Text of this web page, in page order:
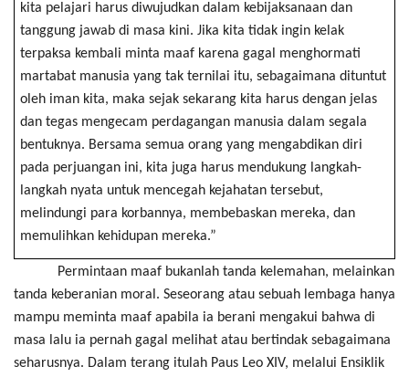
kita pelajari harus diwujudkan dalam kebijaksanaan dan
tanggung jawab di masa kini. Jika kita tidak ingin kelak
terpaksa kembali minta maaf karena gagal menghormati
martabat manusia yang tak ternilai itu, sebagaimana dituntut
oleh iman kita, maka sejak sekarang kita harus dengan jelas
dan tegas mengecam perdagangan manusia dalam segala
bentuknya. Bersama semua orang yang mengabdikan diri
pada perjuangan ini, kita juga harus mendukung langkah-
langkah nyata untuk mencegah kejahatan tersebut,
melindungi para korbannya, membebaskan mereka, dan
memulihkan kehidupan mereka.”
Permintaan maaf bukanlah tanda kelemahan, melainkan
tanda keberanian moral. Seseorang atau sebuah lembaga hanya
mampu meminta maaf apabila ia berani mengakui bahwa di
masa lalu ia pernah gagal melihat atau bertindak sebagaimana
seharusnya. Dalam terang itulah Paus Leo XIV, melalui Ensiklik